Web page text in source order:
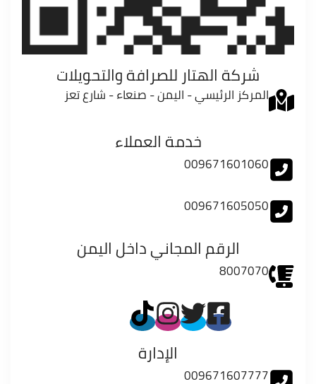
شركة الهتار للصرافة والتحويلات
المركز الرئيسي - اليمن - صنعاء - شارع تعز
خدمة العملاء
009671601060
009671605050
الرقم المجاني داخل اليمن
8007070
الإدارة
009671607777